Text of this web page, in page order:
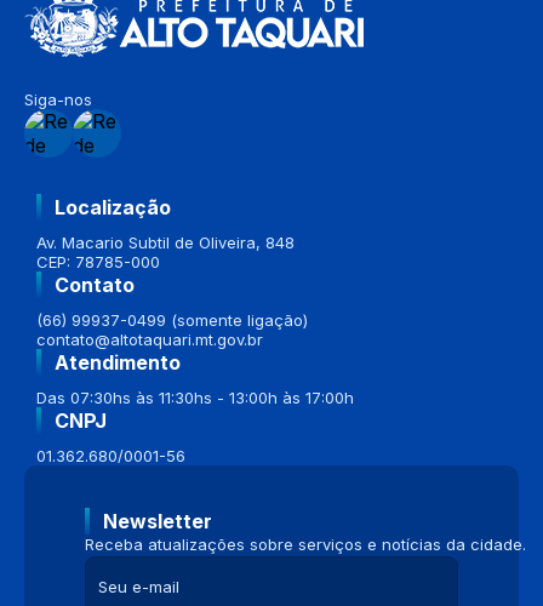
Siga-nos
Localização
Av. Macario Subtil de Oliveira, 848
CEP: 78785-000
Contato
(66) 99937-0499 (somente ligação)
contato@altotaquari.mt.gov.br
Atendimento
Das 07:30hs às 11:30hs - 13:00h às 17:00h
CNPJ
01.362.680/0001-56
Newsletter
Receba atualizações sobre serviços e notícias da cidade.